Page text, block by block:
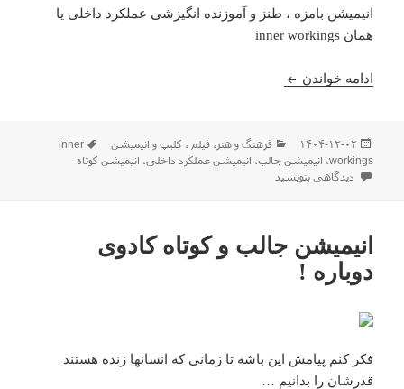
انیمیشن بامزه ، طنز و آموزنده انگیزشی عملکرد داخلی یا
همان inner workings
ادامه خواندن انیمیشن عملکرد داخلی یا inner workings
ارسال
شده
در
۱۴۰۴-۱۲-۰۲ دسته‌ها
فرهنگ و هنر ،فیلم ، كليپ و انیمیشن برچسب‌ها
inner
workings، انیمیشن جالب، انیمیشن عملکرد داخلی، انیمیشن کوتاه
برای انیمیشن عملکرد داخلی یا inner workings
دیدگاهی بنویسید
انیمیشن جالب و کوتاه کادوی
دوباره !
فکر کنم پیامش این باشه تا زمانی که انسانها زنده هستند
قدرشان را بدانیم …